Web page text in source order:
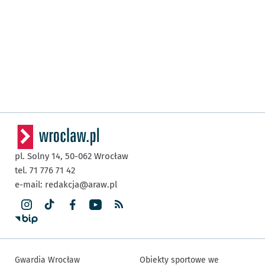
pl. Solny 14, 50-062 Wrocław
tel. 71 776 71 42
e-mail: redakcja@araw.pl
Gwardia Wrocław Obiekty sportowe we